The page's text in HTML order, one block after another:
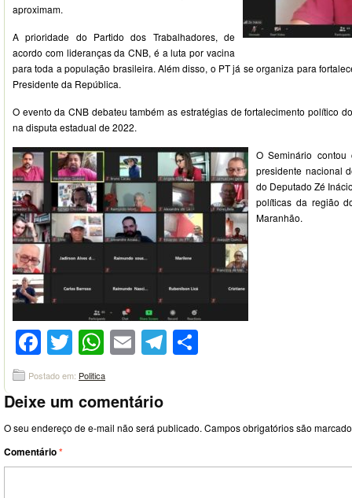
aproximam.
A prioridade do Partido dos Trabalhadores, de
acordo com lideranças da CNB, é a luta por vacina
para toda a população brasileira. Além disso, o PT já se organiza para
Presidente da República.
O evento da CNB debateu também as estratégias de fortalecimento político
na disputa estadual de 2022.
O Seminário
presidente nacional
do Deputado Zé
políticas da região
Maranhão.
Facebook
Twitter
WhatsApp
EmailTelegram
Postado em: Politica
Deixe um comentário
O seu endereço de e-mail não será publicado. Campos obrigatórios são
Comentário*